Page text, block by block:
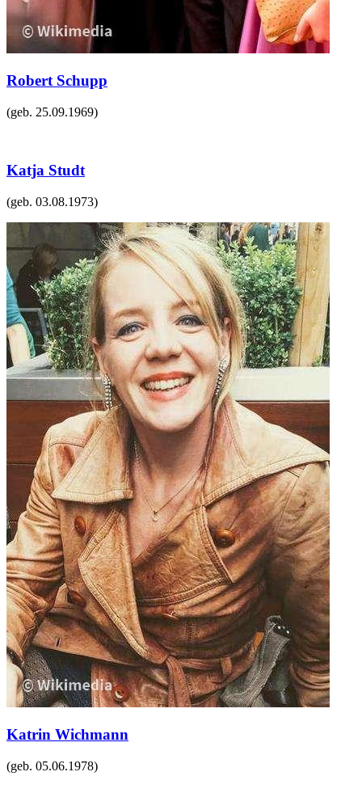
Robert Schupp
(geb. 25.09.1969)
Katja Studt
(geb. 03.08.1973)
Katrin Wichmann
(geb. 05.06.1978)